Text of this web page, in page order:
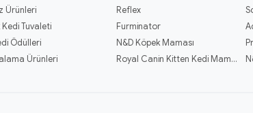
Ürünleri
Tuvaleti
Ödülleri
Ürünleri
Reflex
Furminator
N&D Köpek Maması
Royal Canin Kitten Kedi Mamaları